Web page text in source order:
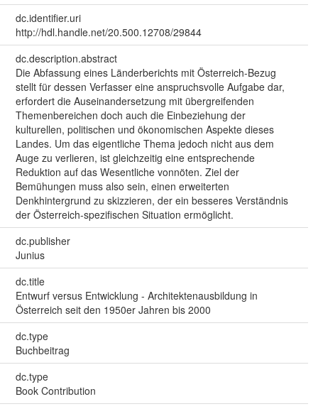
dc.identifier.uri
http://hdl.handle.net/20.500.12708/29844
dc.description.abstract
Die Abfassung eines Länderberichts mit Österreich-Bezug
stellt für dessen Verfasser eine anspruchsvolle Aufgabe dar,
erfordert die Auseinandersetzung mit übergreifenden
Themenbereichen doch auch die Einbeziehung der
kulturellen, politischen und ökonomischen Aspekte dieses
Landes. Um das eigentliche Thema jedoch nicht aus dem
Auge zu verlieren, ist gleichzeitig eine entsprechende
Reduktion auf das Wesentliche vonnöten. Ziel der
Bemühungen muss also sein, einen erweiterten
Denkhintergrund zu skizzieren, der ein besseres Verständnis
der Österreich-spezifischen Situation ermöglicht.
dc.publisher
Junius
dc.title
Entwurf versus Entwicklung - Architektenausbildung in
Österreich seit den 1950er Jahren bis 2000
dc.type
Buchbeitrag
dc.type
Book Contribution